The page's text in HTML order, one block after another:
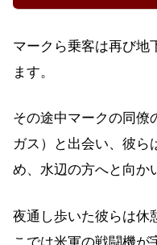
マークら乗客は再び地
ます。
その途中マークの同僚
ガス）と出会い、彼ら
め、水辺の方へと向か
夜通し歩いた彼らは休
こでは米軍の戦闘機が